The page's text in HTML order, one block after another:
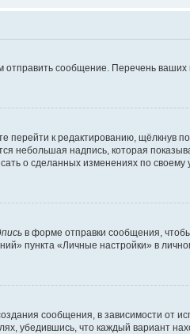
сообщение. Перечень ваших
перейти к редактированию, щёлкнув по
небольшая надпись, которая
о сделанных изменениях по своему
в форме отправки сообщения,
пункта «Личные настройки» в
сообщения, в зависимости от
убедившись, что каждый вариант